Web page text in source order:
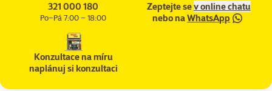
321 000 180
Po–Pá 7:00 – 18:00
Zeptejte sev online chatu
nebo naWhatsApp
Konzultace na míru
naplánuj si konzultaci